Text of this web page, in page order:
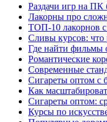
Раздачи игр на ПК
Лакорны про
ТОП-10 лакорнов с
Сливы курсов: что
Где найти фильмы
Романтические
Современные
Сигареты оптом с
Как
Сигареты оптом:
Курсы по